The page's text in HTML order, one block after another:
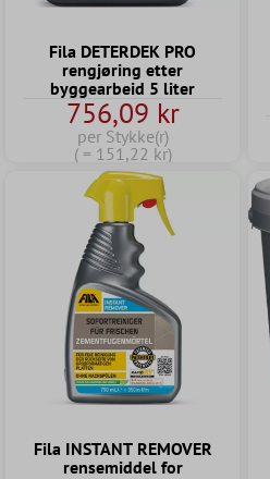
Fila DETERDEK PRO
rengjøring etter
byggearbeid 5 liter
756,09 kr
per Stykke(r)
( = 151,22 kr)
Fila INSTANT REMOVER
rensemiddel for